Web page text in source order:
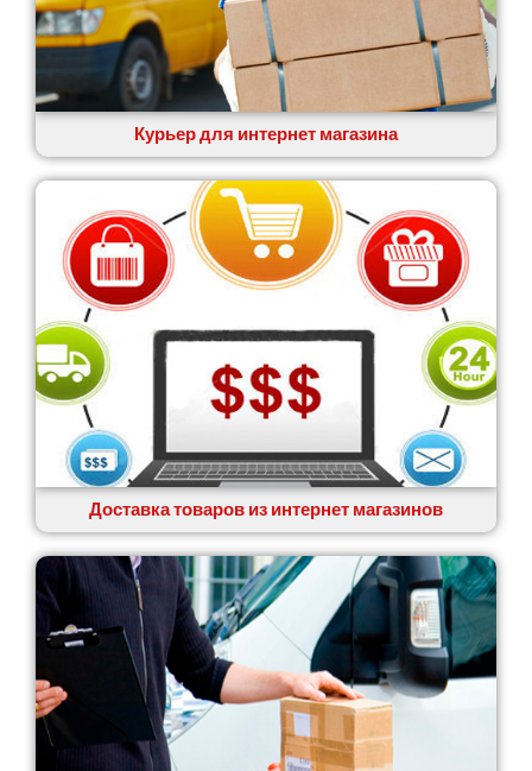
Курьер для интернет магазина
Доставка товаров из интернет магазинов